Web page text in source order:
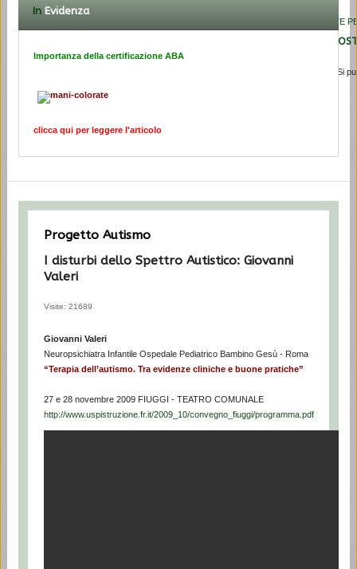
Galimberti a Modena
Osservatorio 182: PERSONE CON DISABILITÀ E D.I. 182/2020
INCLUSIVA
Premessa L’utilizzo del termine in-clusione presenta alcune ambiguità di fondo. Si
In Evidenza
Importanza della certificazione ABA
clicca qui per leggere l'articolo
Progetto Autismo
I disturbi dello Spettro Autistico: Giovanni
Valeri
Visite: 21689
Giovanni Valeri
Neuropsichiatra Infantile Ospedale Pediatrico Bambino Gesù - Roma
“Terapia dell’autismo. Tra evidenze cliniche e buone pratiche”
27 e 28 novembre 2009 FIUGGI - TEATRO COMUNALE
http://www.uspistruzione.fr.it/2009_10/convegno_fiuggi/programma.pdf